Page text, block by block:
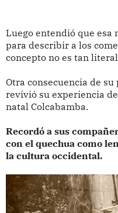
Luego entendió que esa
para describir a los
concepto no es tan
Otra consecuencia de
revivió su experiencia
natal Colcabamba.
Recordó a sus
con el quechua como
la cultura occidental.